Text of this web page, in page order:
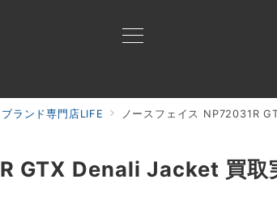
ランド専門店LIFE ノースフェイス NP72031R
GTX Denali Jacket 買取